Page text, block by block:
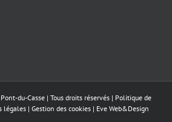
du-Casse | Tous droits réservés | Politique de
légales | Gestion des cookies | Eve Web&Design